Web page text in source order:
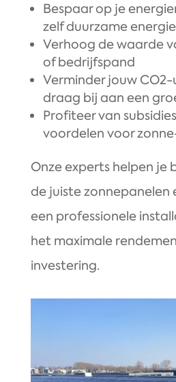
Bespaar op je
zelf duurzame
Verhoog de waarde
of bedrijfspand
Verminder jouw
draag bij aan een
Profiteer van
voordelen voor
Onze experts helpen je
de juiste zonnepanelen
een professionele
het maximale
investering.